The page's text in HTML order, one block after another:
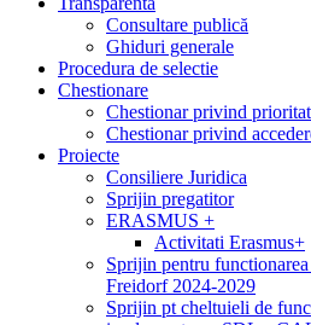
Consultare publică
Ghiduri generale
Procedura de selectie
Chestionare
Chestionar privind
Chestionar privind
Proiecte
Consiliere Juridica
Sprijin pregatitor
ERASMUS +
Activitati Erasmus+
Sprijin pentru
Freidorf 2024-2029
Sprijin pt cheltuieli de